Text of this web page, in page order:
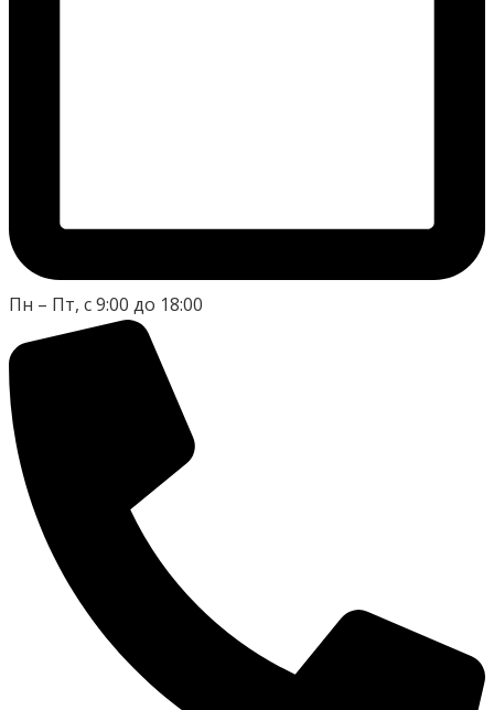
Пн – Пт, с 9:00 до 18:00